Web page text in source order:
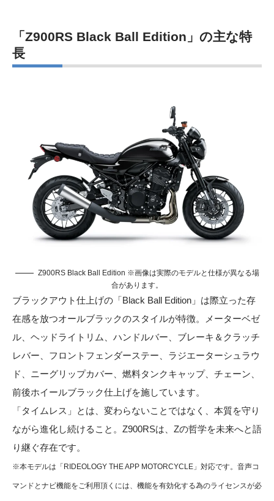
「Z900RS Black Ball Edition 」の主な特
長
Z900RS Black Ball Edition ※画像は実際のモデルと仕様が異なる場
合があります。
ブラックアウト仕上げの「Black Ball Edition」は際立った存
在感を放つオールブラックのスタイルが特徴。メーターベゼ
ル、ヘッドライトリム、ハンドルバー、ブレーキ＆クラッチ
レバー、フロントフェンダーステー、ラジエーターシュラウ
ド、ニーグリップカバー、燃料タンクキャップ、チェーン、
前後ホイールブラック仕上げを施しています。
「タイムレス」とは、変わらないことではなく、本質を守り
ながら進化し続けること。Z900RSは、Zの哲学を未来へと語
り継ぐ存在です。
※本モデルは「RIDEOLOGY THE APP MOTORCYCLE」対応です。音声コ
マンドとナビ機能をご利用頂くには、機能を有効化する為のライセンスが必